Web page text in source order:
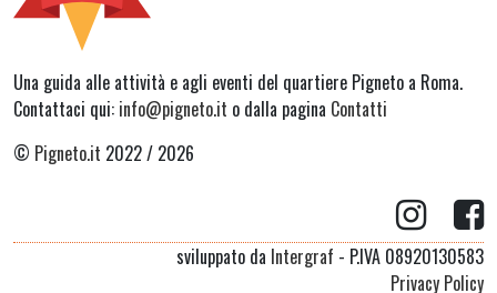
Una guida alle attività e agli eventi del quartiere Pigneto a Roma.
Contattaci qui: info@pigneto.it o dalla pagina Contatti
© Pigneto.it 2022 / 2026
sviluppato da Intergraf - P.IVA 08920130583
Privacy Policy